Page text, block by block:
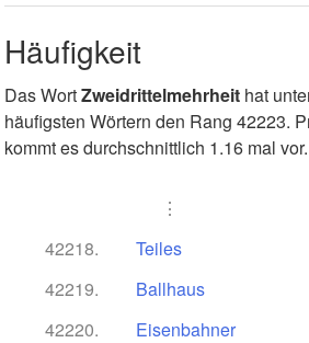
Häufigkeit
Das WortZweidrittelmehrheit hat
häufigsten Wörtern den Rang 42223.
kommt es durchschnittlich 1.16 mal vor.
⋮
42218.
Teiles
42219.
Ballhaus
42220.
Eisenbahner